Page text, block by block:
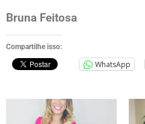
Bruna Feitosa
Compartilhe isso:
WhatsApp